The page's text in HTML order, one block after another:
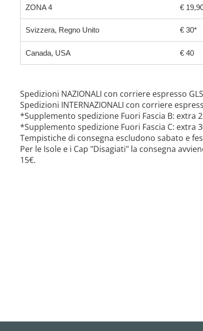
ZONA 4 €
Svizzera, Regno Unito € 30*
Canada, USA € 40
Spedizioni NAZIONALI con corriere espresso
Spedizioni INTERNAZIONALI con corriere
*Supplemento spedizione Fuori Fascia B: extra
*Supplemento spedizione Fuori Fascia C: extra
Tempistiche di consegna escludono sabato e
Per le Isole e i Cap "Disagiati" la consegna
15€.